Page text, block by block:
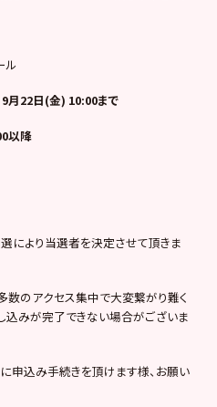
ル
月22日(金) 10:00まで
以降
により当選者を決定させて頂きま
のアクセス集中で大変繋がり難く
込みが完了できない場合がございま
申込み手続きを頂けます様、お願い